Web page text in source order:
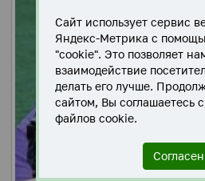
Сайт использует сервис
Яндекс-Метрика с
"cookie". Это позволяет
взаимодействие
делать его лучше.
сайтом, Вы соглашаетесь
файлов cookie.
Согласен